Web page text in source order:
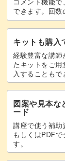
作ったはん
消しゴムはん
ぴつくん」はお
今回作った「
とってもかわ
できます。回数
キットも購入
経験豊富な講師
たキットをご
入することもで
図案や見本な
ード
講座で使う補助
もしくはPDF
す。